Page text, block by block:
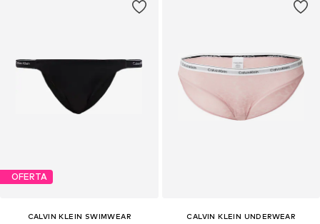
OFERTA
CALVIN KLEIN SWIMWEAR CALVIN KLEIN UNDERWEAR